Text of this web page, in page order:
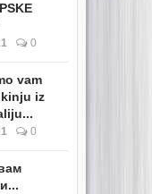
0
vam
iz
0